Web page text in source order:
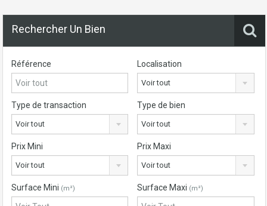
Rechercher Un Bien
Référence Localisation
Voir tout
Type de transaction
Voir tout
Type de bien
Voir tout
Prix Mini
Voir tout
Prix Maxi
Voir tout
Surface Mini (m²) Surface Maxi (m²)